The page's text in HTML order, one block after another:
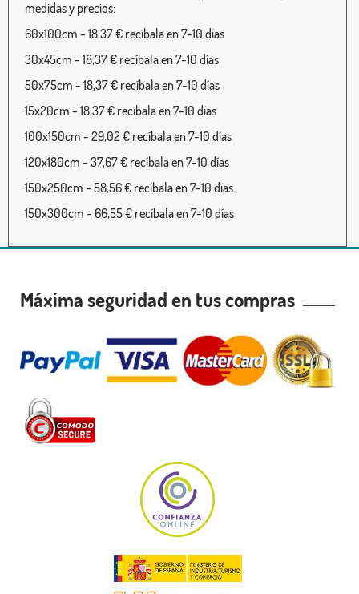
medidas y precios:
60x100cm - 18,37 € recíbala en 7-10 días
30x45cm - 18,37 € recíbala en 7-10 días
50x75cm - 18,37 € recíbala en 7-10 días
15x20cm - 18,37 € recíbala en 7-10 días
100x150cm - 29,02 € recíbala en 7-10 días
120x180cm - 37,67 € recíbala en 7-10 días
150x250cm - 58,56 € recíbala en 7-10 días
150x300cm - 66,55 € recíbala en 7-10 días
Máxima seguridad en tus compras